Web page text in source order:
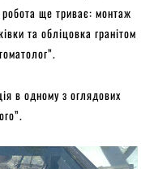
ще триває: монтаж
та обліцовка гранітом
в одному з оглядових